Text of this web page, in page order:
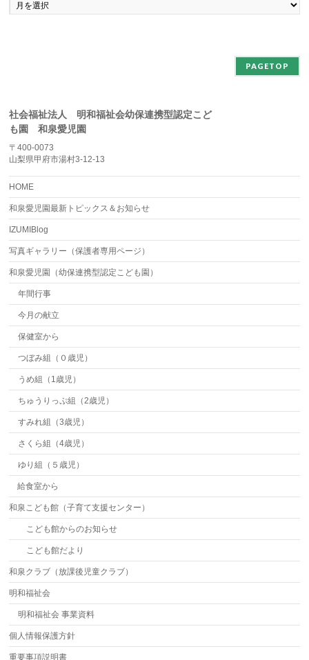
ー
PAGETOP
社会福祉法人 明和福祉会幼保連携型認定こど
も園 和泉愛児園
〒400-0073
山梨県甲府市湯村3-12-13
HOME
和泉愛児園最新トピックス＆お知らせ
IZUMIBlog
写真ギャラリー（保護者専用ページ）
和泉愛児園（幼保連携型認定こども園）
年間行事
今月の献立
保健室から
つぼみ組（０歳児）
うめ組（1歳児）
ちゅうりっぷ組（2歳児）
すみれ組（3歳児）
さくら組（4歳児）
ゆり組（５歳児）
給食室から
和泉こども館（子育て支援センター）
こども館からのお知らせ
こども館だより
和泉クラブ（放課後児童クラブ）
明和福祉会
明和福祉会 事業資料
個人情報保護方針
重要事項説明書